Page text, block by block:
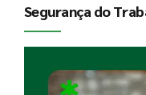
Segurança do